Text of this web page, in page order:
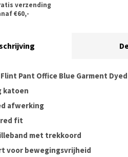
verzending
€60,-
Pant Office Blue Garment Dyed
katoen
afwerking
fit
met trekkoord
voor bewegingsvrijheid